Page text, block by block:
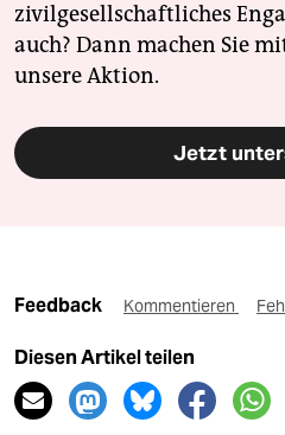
zivilgesellschaftliches
auch? Dann machen Sie
unsere Aktion.
Jetzt
Feedback Kommentieren
Diesen Artikel teilen